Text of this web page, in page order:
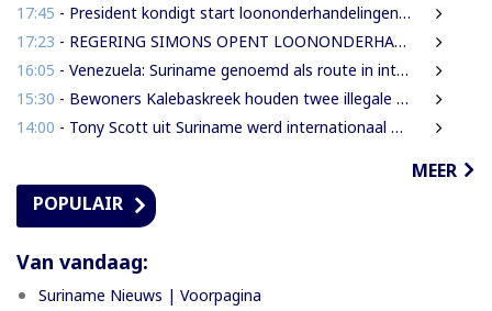
17:45 - President kondigt start loononderhandelingen met vakbonden aan
17:23 - REGERING SIMONS OPENT LOONONDERHANDELINGEN MET OVERHEIDSVAKBONDEN NA LICHTE FINANCIËLE ADEMRUIMTE
16:05 - Venezuela: Suriname genoemd als route in internationale cocaïnesmokkel naar Europa
15:30 - Bewoners Kalebaskreek houden twee illegale vreemdelingen aan met vuurwapen en communicatieapparatuur
14:00 - Tony Scott uit Suriname werd internationaal bekend door zijn hiphouse muziek
MEER
POPULAIR
Van vandaag:
Suriname Nieuws | Voorpagina